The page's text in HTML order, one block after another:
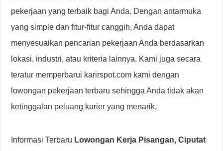
pekerjaan yang terbaik bagi Anda. Dengan antarmuka
yang simple dan fitur-fitur canggih, Anda dapat
menyesuaikan pencarian pekerjaan Anda berdasarkan
lokasi, industri, atau kriteria lainnya. Kami juga secara
teratur memperbarui karirspot.com kami dengan
lowongan pekerjaan terbaru sehingga Anda tidak akan
ketinggalan peluang karier yang menarik.
Informasi Terbaru Lowongan Kerja Pisangan, Ciputat